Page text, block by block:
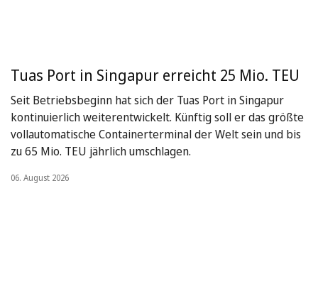
Tuas Port in Singapur erreicht 25 Mio. TEU
Seit Betriebsbeginn hat sich der Tuas Port in Singapur
kontinuierlich weiterentwickelt. Künftig soll er das größte
vollautomatische Containerterminal der Welt sein und bis
zu 65 Mio. TEU jährlich umschlagen.
06. August 2026